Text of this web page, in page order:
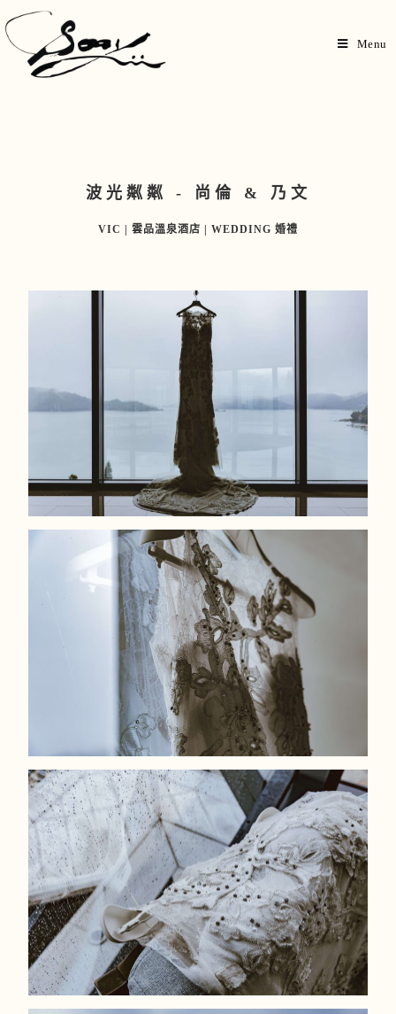
Menu
波光粼粼 - 尚倫 & 乃文
VIC | 雲品溫泉酒店 | WEDDING 婚禮